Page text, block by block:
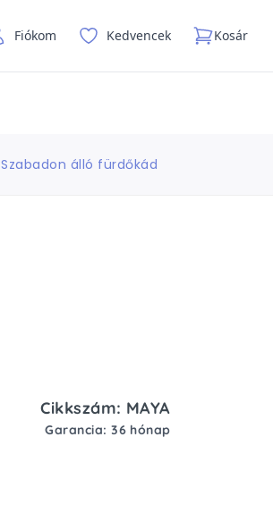
Fiókom Kedvencek Kosár
Szabadon álló fürdőkád
Cikkszám: MAYA
Garancia: 36 hónap